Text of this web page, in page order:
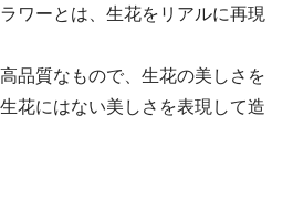
ワーとは、生花をリアルに再現
品質なもので、生花の美しさを
花にはない美しさを表現して造